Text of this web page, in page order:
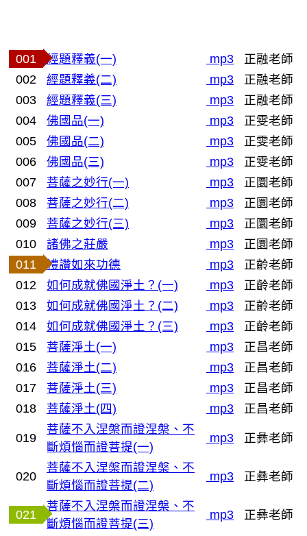
001 經題釋義(一) mp3
正融老師
002
經題釋義(二) mp3
正融老師
003
經題釋義(三) mp3
正融老師
004
佛國品(一) mp3
正雯老師
005
佛國品(二) mp3
正雯老師
006
佛國品(三) mp3
正雯老師
007
菩薩之妙行(一) mp3
正圜老師
008
菩薩之妙行(二) mp3
正圜老師
009
菩薩之妙行(三) mp3
正圜老師
010
諸佛之莊嚴 mp3
正圜老師
011
禮讚如來功德 mp3
正齡老師
012
如何成就佛國淨土？(一) mp3
正齡老師
013
如何成就佛國淨土？(二) mp3
正齡老師
014
如何成就佛國淨土？(三) mp3
正齡老師
015
菩薩淨土(一) mp3
正昌老師
016
菩薩淨土(二) mp3
正昌老師
017
菩薩淨土(三) mp3
正昌老師
018
菩薩淨土(四) mp3 正昌老師
019
菩薩不入涅槃而證涅槃、不
斷煩惱而證菩提(一)
mp3 正彝老師
020
菩薩不入涅槃而證涅槃、不
斷煩惱而證菩提(二)
mp3 正彝老師
021
菩薩不入涅槃而證涅槃、不
斷煩惱而證菩提(三)
mp3 正彝老師